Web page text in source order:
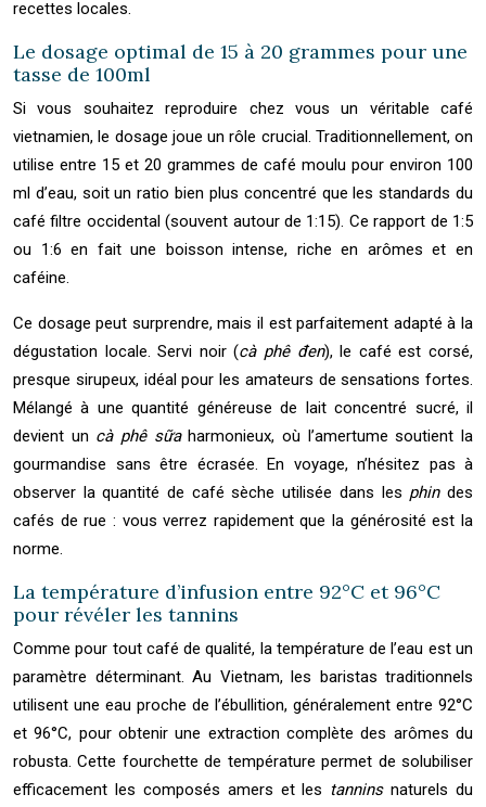
recettes locales.
Le dosage optimal de 15 à 20 grammes pour une
tasse de 100ml
Si vous souhaitez reproduire chez vous un véritable café
vietnamien, le dosage joue un rôle crucial. Traditionnellement, on
utilise entre 15 et 20 grammes de café moulu pour environ 100
ml d’eau, soit un ratio bien plus concentré que les standards du
café filtre occidental (souvent autour de 1:15). Ce rapport de 1:5
ou 1:6 en fait une boisson intense, riche en arômes et en
caféine.
Ce dosage peut surprendre, mais il est parfaitement adapté à la
dégustation locale. Servi noir (cà phê đen), le café est corsé,
presque sirupeux, idéal pour les amateurs de sensations fortes.
Mélangé à une quantité généreuse de lait concentré sucré, il
devient un cà phê sữaharmonieux, où l’amertume soutient la
gourmandise sans être écrasée. En voyage, n’hésitez pas à
observer la quantité de café sèche utilisée dans les phindes
cafés de rue : vous verrez rapidement que la générosité est la
norme.
La température d’infusion entre 92°C et 96°C
pour révéler les tannins
Comme pour tout café de qualité, la température de l’eau est un
paramètre déterminant. Au Vietnam, les baristas traditionnels
utilisent une eau proche de l’ébullition, généralement entre 92°C
et 96°C, pour obtenir une extraction complète des arômes du
robusta. Cette fourchette de température permet de solubiliser
efficacement les composés amers et les tanninsnaturels du